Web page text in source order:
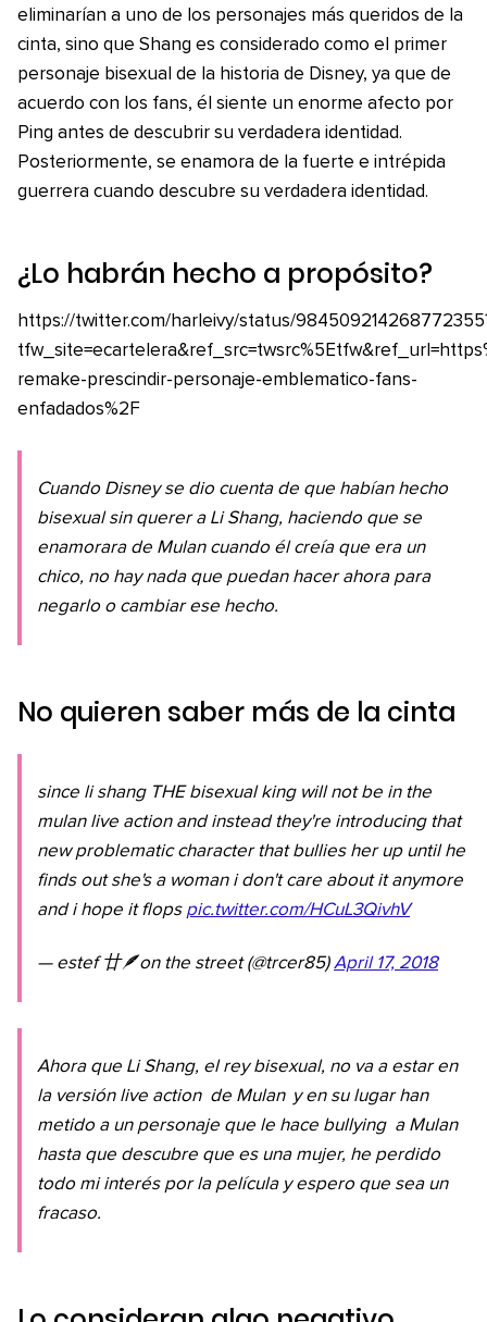
eliminarían a uno de los personajes más queridos de la
cinta, sino que Shang es considerado como el primer
personaje bisexual de la historia de Disney, ya que de
acuerdo con los fans, él siente un enorme afecto por
Ping antes de descubrir su verdadera identidad.
Posteriormente, se enamora de la fuerte e intrépida
guerrera cuando descubre su verdadera identidad.
¿Lo habrán hecho a propósito?
https://twitter.com/harleivy/status/
remake-prescindir-personaje-emblematico-fans-
enfadados%2F
Cuando Disney se dio cuenta de que habían hecho
bisexual sin querer a Li Shang, haciendo que se
enamorara de Mulan cuando él creía que era un
chico, no hay nada que puedan hacer ahora para
negarlo o cambiar ese hecho.
No quieren saber más de la cinta
since li shang THE bisexual king will not be in the
mulan live action and instead they're introducing that
new problematic character that bullies her up until he
finds out she's a woman i don't care about it anymore
and i hope it flops pic.twitter.com/HCuL3QivhV
— estef 廿🪶on the street (@trcer85)April 17, 2018
Ahora que Li Shang, el rey bisexual, no va a estar en
la versiónlive action de Mulan y en su lugar han
metido a un personaje que le hace bullying a Mulan
hasta que descubre que es una mujer, he perdido
todo mi interés por la película y espero que sea un
fracaso.